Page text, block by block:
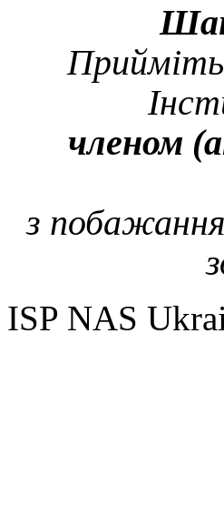
Прийміть
членом
з
ISP NAS